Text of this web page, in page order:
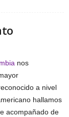
nos
a nivel
hallamos
acompañado de